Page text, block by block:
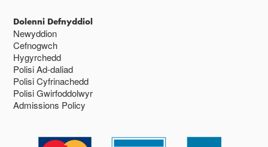
Dolenni Defnyddiol
Newyddion
Cefnogwch
Hygyrchedd
Polisi Ad-daliad
Polisi Cyfrinachedd
Polisi Gwirfoddolwyr
Admissions Policy